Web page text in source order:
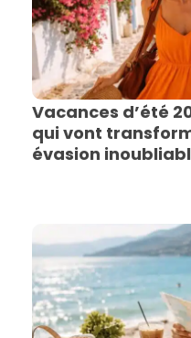
Vacances d’été
qui vont
évasion